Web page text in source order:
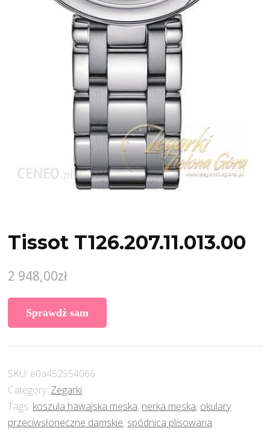
Tissot T126.207.11.013.00
2 948,00zł
Sprawdź sam
SKU: e0a452554066
Category: Zegarki
Tags: koszula hawajska męska, nerka męska, okulary
przeciwsłoneczne damskie, spódnica plisowana